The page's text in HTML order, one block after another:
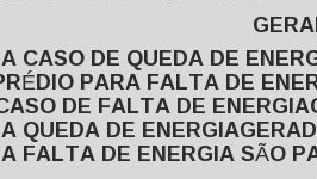
CASO DE QUEDA DE
PARA FALTA DE
DE FALTA DE ENERGIA
QUEDA DE ENERGIA
FALTA DE ENERGIA SÃO